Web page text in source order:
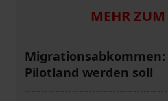
MEHR
Pilotland werden soll